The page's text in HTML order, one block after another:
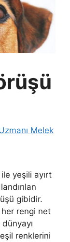
Melek
ile yeşili ayırt
gibidir.
her rengi net
renklerini